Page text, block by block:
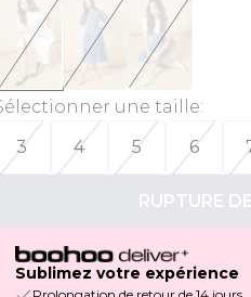
une taille:
3
4 5 6
RUPTURE
Sublimez votre expérience